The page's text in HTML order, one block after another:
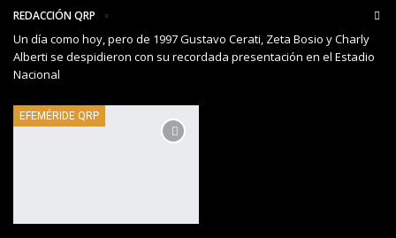
REDACCIÓN QRP
Un día como hoy, pero de 1997 Gustavo Cerati, Zeta Bosio y Charly
Alberti se despidieron con su recordada presentación en el Estadio
Nacional
EFEMÉRIDE QRP